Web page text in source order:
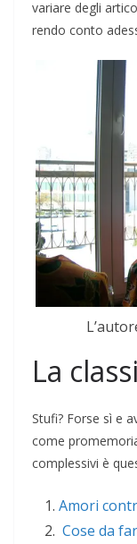
variare degli
rendo conto
La
Stufi? Forse sì e
come
complessivi è
Amori
Cose da